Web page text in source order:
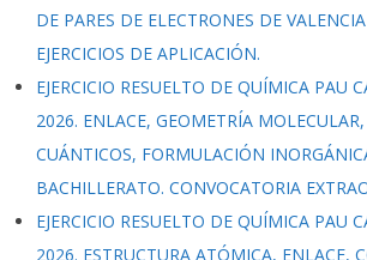
DE PARES DE ELECTRONES DE VALENCIA
EJERCICIOS DE APLICACIÓN.
EJERCICIO RESUELTO DE QUÍMICA PAU
2026. ENLACE, GEOMETRÍA
CUÁNTICOS, FORMULACIÓN
BACHILLERATO. CONVOCATORIA
EJERCICIO RESUELTO DE QUÍMICA PAU
2026. ESTRUCTURA ATÓMICA, ENLACE,